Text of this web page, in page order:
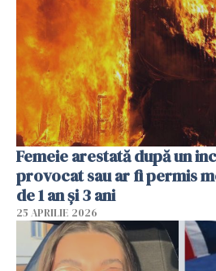
Femeie arestată după un
provocat sau ar fi permis
de 1 an și 3 ani
25 APRILIE 2026